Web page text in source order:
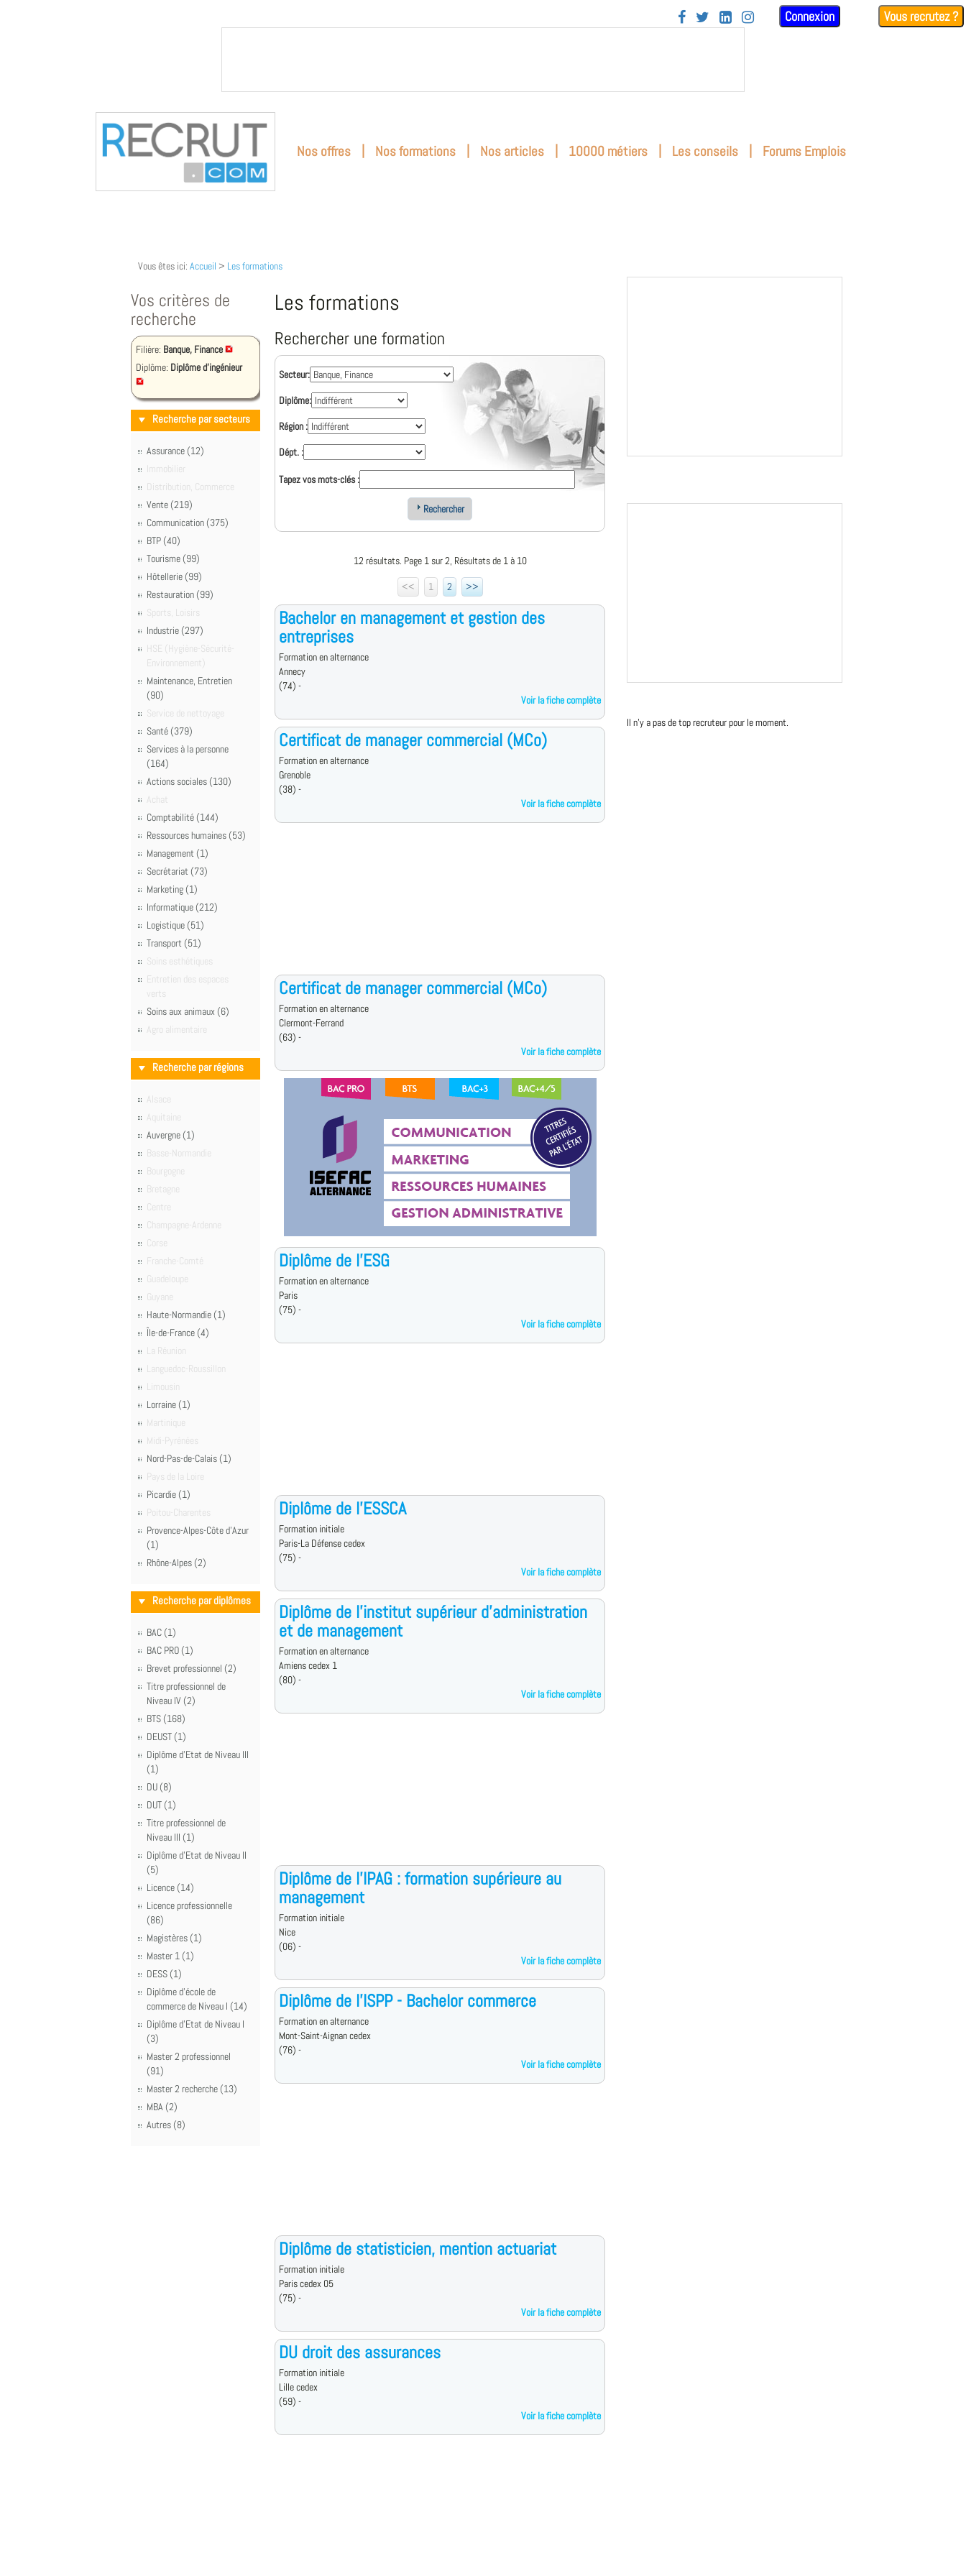
    Connexion Vous recrutez ?
Nos offres | Nos formations | Nos articles | 10000 métiers | Les conseils | Forums Emplois
Vous êtes ici: Accueil > Les formations
Vos critères de
recherche
Filière: Banque, Finance
Diplôme: Diplôme d'ingénieur
Recherche par secteurs
Assurance (12)
Immobilier
Distribution, Commerce
Vente (219)
Communication (375)
BTP (40)
Tourisme (99)
Hôtellerie (99)
Restauration (99)
Sports, Loisirs
Industrie (297)
HSE (Hygiène-Sécurité-
Environnement)
Maintenance, Entretien
(90)
Service de nettoyage
Santé (379)
Services à la personne
(164)
Actions sociales (130)
Achat
Comptabilité (144)
Ressources humaines (53)
Management (1)
Secrétariat (73)
Marketing (1)
Informatique (212)
Logistique (51)
Transport (51)
Soins esthétiques
Entretien des espaces
verts
Soins aux animaux (6)
Agro alimentaire
Recherche par régions
Alsace
Aquitaine
Auvergne (1)
Basse-Normandie
Bourgogne
Bretagne
Centre
Champagne-Ardenne
Corse
Franche-Comté
Guadeloupe
Guyane
Haute-Normandie (1)
Île-de-France (4)
La Réunion
Languedoc-Roussillon
Limousin
Lorraine (1)
Martinique
Midi-Pyrénées
Nord-Pas-de-Calais (1)
Pays de la Loire
Picardie (1)
Poitou-Charentes
Provence-Alpes-Côte d'Azur
(1)
Rhône-Alpes (2)
Recherche par diplômes
BAC (1)
BAC PRO (1)
Brevet professionnel (2)
Titre professionnel de
Niveau IV (2)
BTS (168)
DEUST (1)
Diplôme d'Etat de Niveau III
(1)
DU (8)
DUT (1)
Titre professionnel de
Niveau III (1)
Diplôme d'Etat de Niveau II
(5)
Licence (14)
Licence professionnelle
(86)
Magistères (1)
Master 1 (1)
DESS (1)
Diplôme d'école de
commerce de Niveau I (14)
Diplôme d'Etat de Niveau I
(3)
Master 2 professionnel
(91)
Master 2 recherche (13)
MBA (2)
Autres (8)
Les formations
Rechercher une formation
Secteur:
Diplôme:
Région :
Dépt. :
Tapez vos mots-clés :
Rechercher
12 résultats. Page 1 sur 2, Résultats de 1 à 10
<<
1 2 >>
Bachelor en management et gestion des
entreprises
Formation en alternance
Annecy
(74) -
Voir la fiche complète
Certificat de manager commercial (MCo)
Formation en alternance
Grenoble
(38) -
Voir la fiche complète
Certificat de manager commercial (MCo)
Formation en alternance
Clermont-Ferrand
(63) -
Voir la fiche complète
Diplôme de l'ESG
Formation en alternance
Paris
(75) -
Voir la fiche complète
Diplôme de l'ESSCA
Formation initiale
Paris-La Défense cedex
(75) -
Voir la fiche complète
Diplôme de l'institut supérieur d'administration
et de management
Formation en alternance
Amiens cedex 1
(80) -
Voir la fiche complète
Diplôme de l'IPAG : formation supérieure au
management
Formation initiale
Nice
(06) -
Voir la fiche complète
Diplôme de l'ISPP - Bachelor commerce
Formation en alternance
Mont-Saint-Aignan cedex
(76) -
Voir la fiche complète
Diplôme de statisticien, mention actuariat
Formation initiale
Paris cedex 05
(75) -
Voir la fiche complète
DU droit des assurances
Formation initiale
Lille cedex
(59) -
Voir la fiche complète
Il n'y a pas de top recruteur pour le moment.